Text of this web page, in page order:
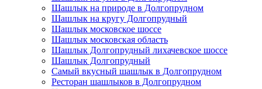
Шашлык на природе в Долгопрудном
Шашлык на кругу Долгопрудный
Шашлык московское шоссе
Шашлык московская область
Шашлык Долгопрудный лихачевское шоссе
Шашлык Долгопрудный
Самый вкусный шашлык в Долгопрудном
Ресторан шашлыков в Долгопрудном